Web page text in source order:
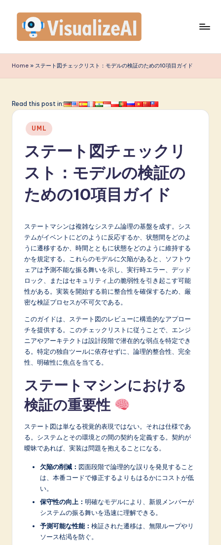
content
is
u
li
in
A
Home » ステート図チェックリスト：モデルの検証のための10項目ガイド
Read this post in:
Posted
in
UML
ステート図チェックリ
スト：モデルの検証の
ための10項目ガイド
ステートマシンは複雑なシステム論理の基盤を成す。シス
テムがイベントにどのように反応するか、状態間をどのよ
うに遷移するか、時間とともに状態をどのように維持する
かを規定する。これらのモデルに欠陥があると、ソフトウ
ェアは予測不能な振る舞いを示し、実行時エラー、デッド
ロック、またはセキュリティ上の脆弱性を引き起こす可能
性がある。実装を開始する前に整合性を確保するため、厳
密な検証プロセスが不可欠である。
このガイドは、ステート図のレビューに構造的なアプロー
チを提供する。このチェックリストに従うことで、エンジ
ニアやアーキテクトは設計段階で潜在的な弱点を特定でき
る。特定の独自ツールに依存せずに、論理的整合性、完全
性、明確性に焦点を当てる。
ステートマシンにおける
検証の重要性
ステート図は単なる視覚的表現ではない。それは仕様であ
る。システムとその環境との間の契約を定義する。契約が
曖昧であれば、実装は問題を抱えることになる。
欠陥の削減： 図面段階で論理的な誤りを発見すること
は、本番コードで修正するよりもはるかにコストが低
い。
保守性の向上： 明確なモデルにより、新規メンバーが
システムの振る舞いを迅速に理解できる。
予測可能な性能： 検証された遷移は、無限ループやリ
ソース枯渇を防ぐ。